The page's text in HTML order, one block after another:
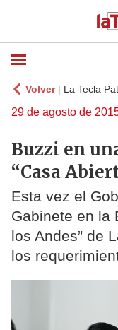
Volver| La Tecla
29 de agosto de
Buzzi en
“Casa
Esta vez el
Gabinete en la
los Andes” de
los